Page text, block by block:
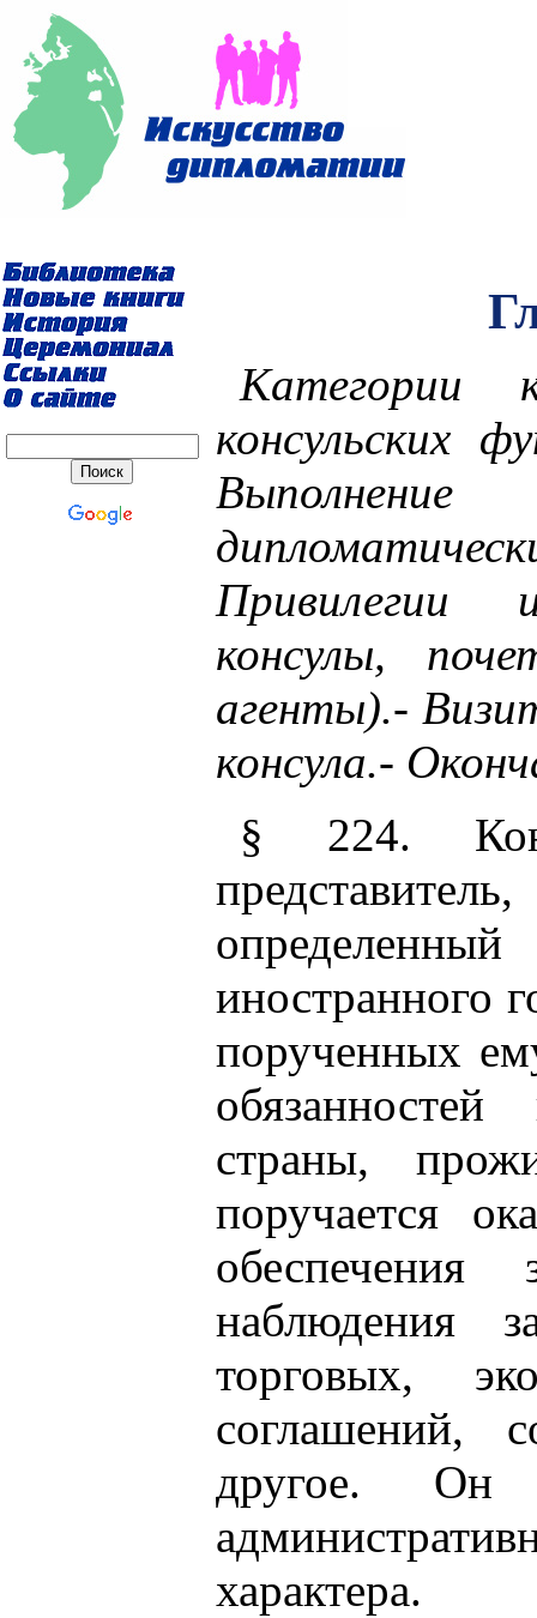
Категории
консульских
консулы,
агенты).-
консула.-
§ 224.
иностранного
порученных
страны,
поручается
наблюдения
торговых,
соглашений,
другое. Он
характера.